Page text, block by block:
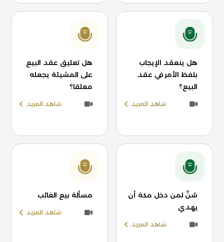
هل ينعقد الإيجاب
بلفظ الأمر في عقد
البيع؟
شاهد المزيد
هل تعليق عقد البيع
على المشيئة يجعله
معلقا؟
شاهد المزيد
سُنَّ لمن دخل مكة أن
يهدي
شاهد المزيد
مسألة بيع الغائب
شاهد المزيد